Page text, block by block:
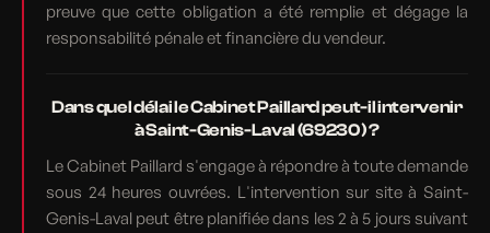
preuve que cette obligation a été remplie et dégage la
responsabilité pénale et financière du vendeur.
Dans quel délai le Cabinet Paillard peut-il intervenir
à Saint-Genis-Laval (69230) ?
Le Cabinet Paillard s'engage à répondre à toute demande
sous 24 heures ouvrées. L'intervention sur site à Saint-
Genis-Laval peut être planifiée dans les 2 à 5 jours suivant